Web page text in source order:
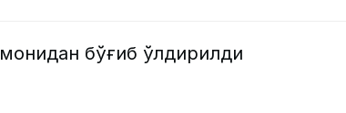
бўғиб ўлдирилди